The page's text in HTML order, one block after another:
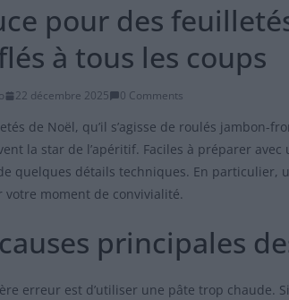
pour des
à tous les coups
22 décembre 2025 0 Comments
de Noël, qu’il s’agisse de roulés jambon-
la star de l’apéritif. Faciles à préparer
quelques détails techniques. En
votre moment de convivialité.
principales
erreur est d’utiliser une pâte trop chaude.